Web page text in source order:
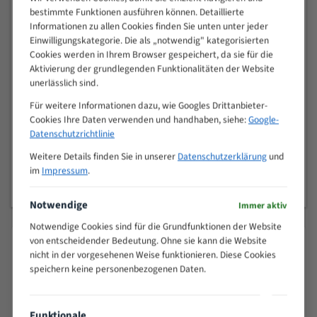
✔ Geschränkt und geschärft – sofort einsatzbereit
Einsatzbereiche
Weichholz • Hartholz • Kurven- und Konturschnitte • Brennholz
• Kunststoff • Schaumstoff • Leder • Kork • Gummi • Textilien •
Werkstoffe
Qualität, auf die Sie sich verlassen können
Seit über26 Jahren
Produktsicherheit & Herstellerangaben
Angaben gemäß EU-Produktsicherheitsverordnung (GPSR, Verordnung
(EU) 2023/988, Art. 19).
bestimmte Funktionen ausführen können. Detaillierte
Informationen zu allen Cookies finden Sie unten unter jeder
Einwilligungskategorie. Die als „notwendig" kategorisierten
Cookies werden in Ihrem Browser gespeichert, da sie für die
Aktivierung der grundlegenden Funktionalitäten der Website
unerlässlich sind.
Für weitere Informationen dazu, wie Googles Drittanbieter-
Cookies Ihre Daten verwenden und handhaben, siehe:Google-
Datenschutzrichtlinie
Weitere Details finden Sie in unserer Datenschutzerklärungund
im Impressum.
Notwendige Immer aktiv
Notwendige Cookies sind für die Grundfunktionen der Website
von entscheidender Bedeutung. Ohne sie kann die Website
nicht in der vorgesehenen Weise funktionieren. Diese Cookies
speichern keine personenbezogenen Daten.